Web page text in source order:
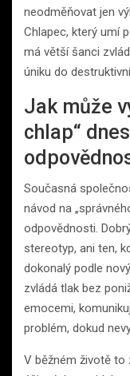
neodměňovat jen
Chlapec, který umí
má větší šanci
úniku do
Jak může
chlap“
Současná
návod na
odpovědnosti.
stereotyp, ani ten,
dokonalý podle
zvládá tlak bez
emocemi,
problém, dokud
V běžném životě to